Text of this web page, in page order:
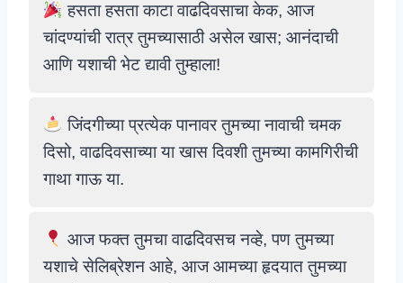
हसता हसता काटा वाढदिवसाचा केक, आज
चांदण्यांची रात्र तुमच्यासाठी असेल खास; आनंदाची
आणि यशाची भेट द्यावी तुम्हाला!
जिंदगीच्या प्रत्येक पानावर तुमच्या नावाची चमक
दिसो, वाढदिवसाच्या या खास दिवशी तुमच्या कामगिरीची
गाथा गाऊ या.
आज फक्त तुमचा वाढदिवसच नव्हे, पण तुमच्या
यशाचे सेलिब्रेशन आहे, आज आमच्या हृदयात तुमच्या